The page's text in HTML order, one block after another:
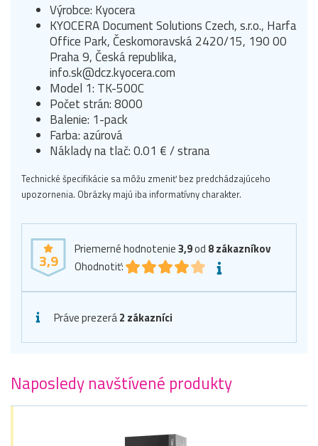
Výrobce: Kyocera
KYOCERA Document Solutions Czech, s.r.o., Harfa
Office Park, Českomoravská 2420/15, 190 00
Praha 9, Česká republika,
info.sk@dcz.kyocera.com
Model 1: TK-500C
Počet strán: 8000
Balenie: 1-pack
Farba: azúrová
Náklady na tlač: 0.01 € / strana
Technické špecifikácie sa môžu zmeniť bez predchádzajúceho
upozornenia. Obrázky majú iba informatívny charakter.
3,9
Priemerné hodnotenie3,9od 8zákazníkov
Ohodnotiť:
Práve prezerá2 zákazníci
Naposledy navštívené produkty